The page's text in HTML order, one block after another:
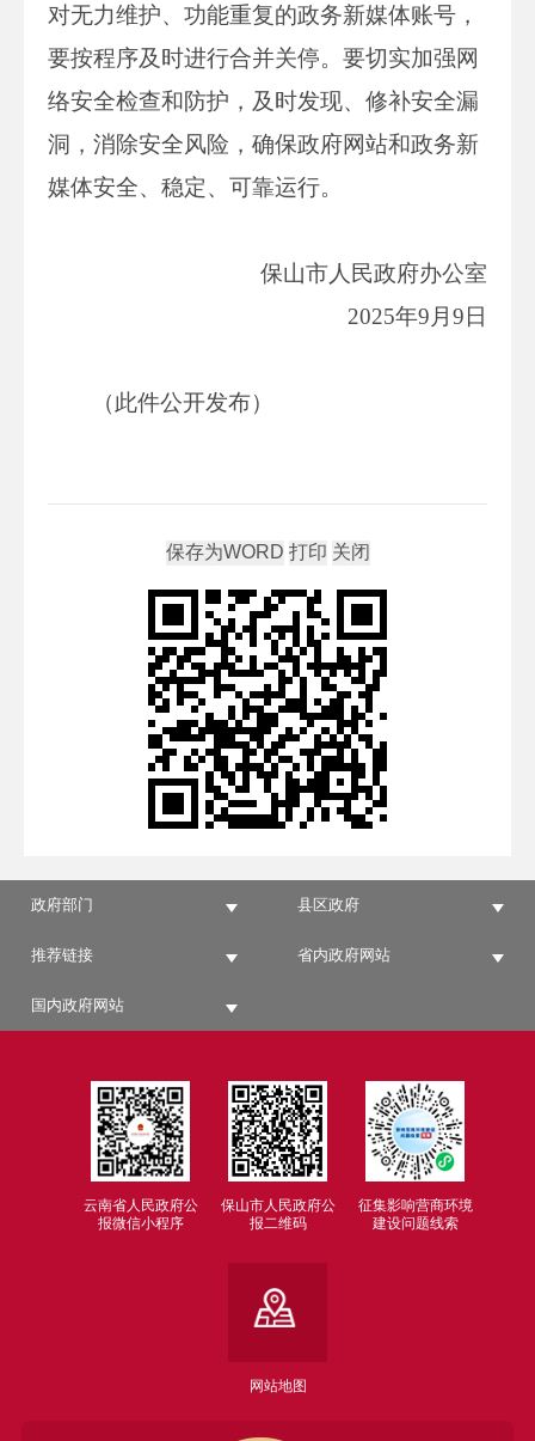
对无力维护、功能重复的政务新媒体账号，
要按程序及时进行合并关停。要切实加强网
络安全检查和防护，及时发现、修补安全漏
洞，消除安全风险，确保政府网站和政务新
媒体安全、稳定、可靠运行。
保山市人民政府办公室
2025年9月9日
（此件公开发布）
政府部门 县区政府
推荐链接 省内政府网站
国内政府网站
云南省人民政府公
报微信小程序
保山市人民政府公
报二维码
征集影响营商环境
建设问题线索
网站地图